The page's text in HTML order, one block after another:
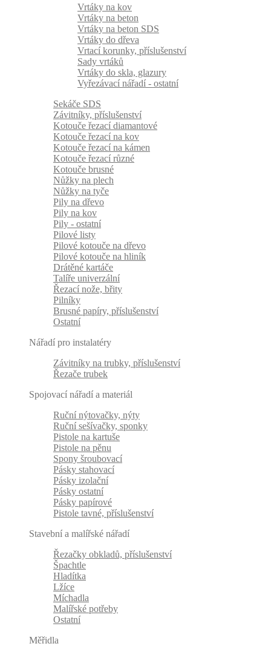
Vrtáky na kov
Vrtáky na beton
Vrtáky na beton SDS
Vrtáky do dřeva
Vrtací korunky, příslušenství
Sady vrtáků
Vrtáky do skla, glazury
Vyřezávací nářadí - ostatní
Sekáče SDS
Závitníky, příslušenství
Kotouče řezací diamantové
Kotouče řezací na kov
Kotouče řezací na kámen
Kotouče řezací různé
Kotouče brusné
Nůžky na plech
Nůžky na tyče
Pily na dřevo
Pily na kov
Pily - ostatní
Pilové listy
Pilové kotouče na dřevo
Pilové kotouče na hliník
Drátěné kartáče
Talíře univerzální
Řezací nože, břity
Pilníky
Brusné papíry, příslušenství
Ostatní
Nářadí pro instalatéry
Závitníky na trubky, příslušenství
Řezače trubek
Spojovací nářadí a materiál
Ruční nýtovačky, nýty
Ruční sešívačky, sponky
Pistole na kartuše
Pistole na pěnu
Spony šroubovací
Pásky stahovací
Pásky izolační
Pásky ostatní
Pásky papírové
Pistole tavné, příslušenství
Stavební a malířské nářadí
Řezačky obkladů, příslušenství
Špachtle
Hladítka
Lžíce
Míchadla
Malířské potřeby
Ostatní
Měřidla